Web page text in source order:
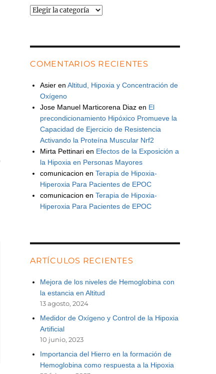
Secciones
COMENTARIOS RECIENTES
Asier en Altitud, Hipoxia y Concentración de
Oxígeno
Jose Manuel Marticorena Diaz en El
precondicionamiento Hipóxico Promueve la
Capacidad de Ejercicio de Resistencia
Activando la Proteína Muscular Nrf2
Mirta Pettinari en Efectos de la Exposición a
la Hipoxia en Personas Mayores
comunicacion en Terapia de Hipoxia-
Hiperoxia Para Pacientes de EPOC
comunicacion en Terapia de Hipoxia-
Hiperoxia Para Pacientes de EPOC
ARTÍCULOS RECIENTES
Mejora de los niveles de Hemoglobina con
la estancia en Altitud
13 agosto, 2024
Medidor de Oxígeno y Control de la Hipoxia
Artificial
10 junio, 2023
Importancia del Hierro en la formación de
Hemoglobina como respuesta a la Hipoxia